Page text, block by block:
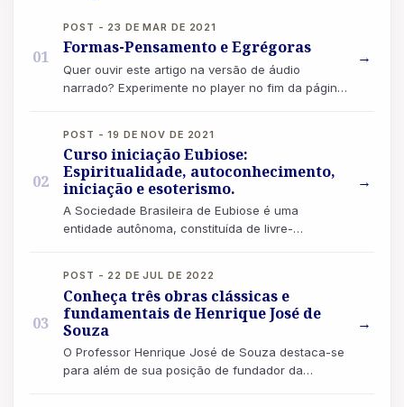
01
POST - 23 DE MAR DE 2021
Formas-Pensamento e Egrégoras
Quer ouvir este artigo na versão de áudio
narrado? Experimente no player no fim da página!
→
02
POST - 19 DE NOV DE 2021
Curso iniciação Eubiose:
Espiritualidade, autoconhecimento,
iniciação e esoterismo.
A Sociedade Brasileira de Eubiose é uma
entidade autônoma, constituída de livre-
→
03
POST - 22 DE JUL DE 2022
Conheça três obras clássicas e
fundamentais de Henrique José de
Souza
O Professor Henrique José de Souza destaca-se
para além de sua posição de fundador da
→